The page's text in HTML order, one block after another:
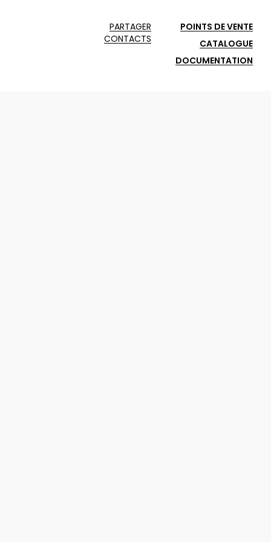
PARTAGER
CONTACTS
POINTS DE VENTE
CATALOGUE
DOCUMENTATION